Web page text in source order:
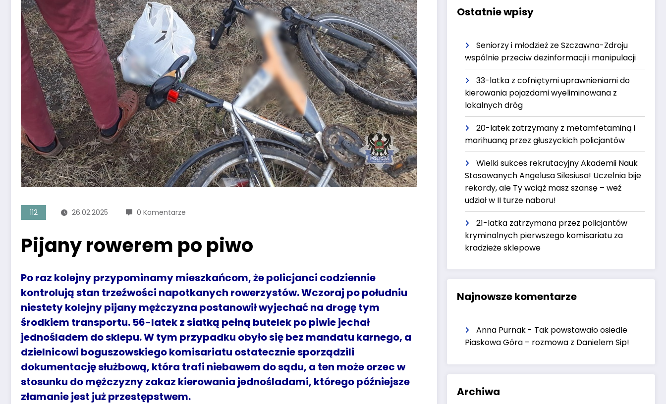
112 26.02.2025 0 Komentarze
Pijany rowerem po piwo
Po raz kolejny przypominamy mieszkańcom, że policjanci codziennie
kontrolują stan trzeźwości napotkanych rowerzystów. Wczoraj po południu
niestety kolejny pijany mężczyzna postanowił wyjechać na drogę tym
środkiem transportu. 56-latek z siatką pełną butelek po piwie jechał
jednośladem do sklepu. W tym przypadku obyło się bez mandatu karnego, a
dzielnicowi boguszowskiego komisariatu ostatecznie sporządzili
dokumentację służbową, która trafi niebawem do sądu, a ten może orzec w
stosunku do mężczyzny zakaz kierowania jednośladami, którego późniejsze
złamanie jest już przestępstwem.
Ostatnie wpisy
Seniorzy i młodzież ze Szczawna-Zdroju
wspólnie przeciw dezinformacji i manipulacji
33-latka z cofniętymi uprawnieniami do
kierowania pojazdami wyeliminowana z
lokalnych dróg
20-latek zatrzymany z metamfetaminą i
marihuaną przez głuszyckich policjantów
Wielki sukces rekrutacyjny Akademii Nauk
Stosowanych Angelusa Silesiusa! Uczelnia bije
rekordy, ale Ty wciąż masz szansę – weź
udział w II turze naboru!
21-latka zatrzymana przez policjantów
kryminalnych pierwszego komisariatu za
kradzieże sklepowe
Najnowsze komentarze
Anna Purnak - Tak powstawało osiedle
Piaskowa Góra – rozmowa z Danielem Sip!
Archiwa